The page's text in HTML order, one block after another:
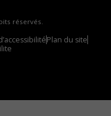
réservés.
Plan du site